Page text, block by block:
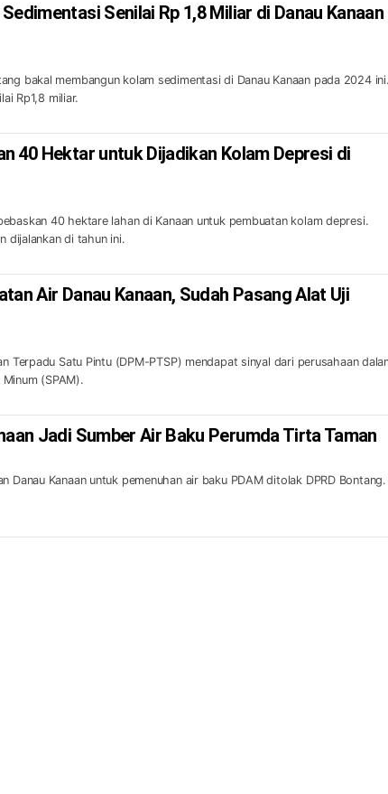
Senilai Rp 1,8 Miliar di Danau Kanaan
bakal membangun kolam sedimentasi di Danau Kanaan pada 2024 ini.
Rp1,8 miliar.
40 Hektar untuk Dijadikan Kolam Depresi di
40 hektare lahan di Kanaan untuk pembuatan kolam depresi.
dijalankan di tahun ini.
Air Danau Kanaan, Sudah Pasang Alat Uji
Terpadu Satu Pintu (DPM-PTSP) mendapat sinyal dari perusahaan
(SPAM).
Jadi Sumber Air Baku Perumda Tirta Taman
Danau Kanaan untuk pemenuhan air baku PDAM ditolak DPRD Bontang.